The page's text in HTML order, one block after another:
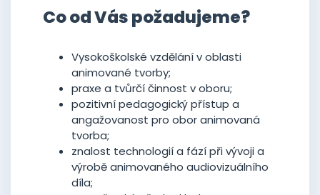
Co od Vás požadujeme?
Vysokoškolské vzdělání v oblasti
animované tvorby;
praxe a tvůrčí činnost v oboru;
pozitivní pedagogický přístup a
angažovanost pro obor animovaná
tvorba;
znalost technologií a fází při vývoji a
výrobě animovaného audiovizuálního
díla;